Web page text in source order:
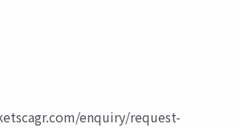
enquiry/request-